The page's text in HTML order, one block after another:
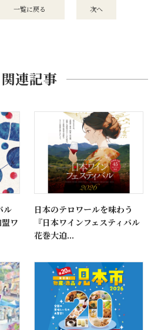
一覧に戻る 次へ
関連記事
ル
ワ
日本のテロワールを味わう
『日本ワインフェスティバル
花巻大迫...